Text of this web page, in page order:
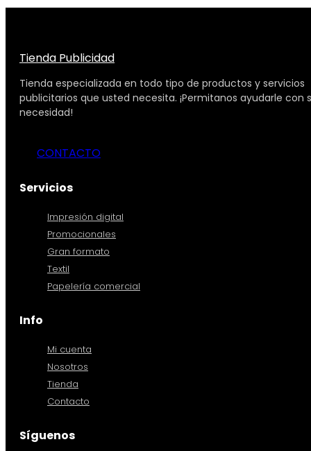
Tienda Publicidad
Tienda especializada en todo tipo de productos y servicios
publicitarios que usted necesita. ¡Permitanos ayudarle con
necesidad!
CONTACTO
Servicios
Impresión digital
Promocionales
Gran formato
Textil
Papelería comercial
Info
Mi cuenta
Nosotros
Tienda
Contacto
Síguenos